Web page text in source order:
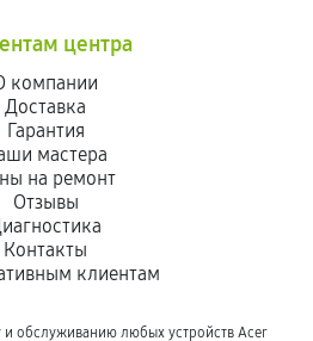
центра
компании
Доставка
Гарантия
мастера
на ремонт
Отзывы
Контакты
клиентам
и обслуживанию любых устройств Acer